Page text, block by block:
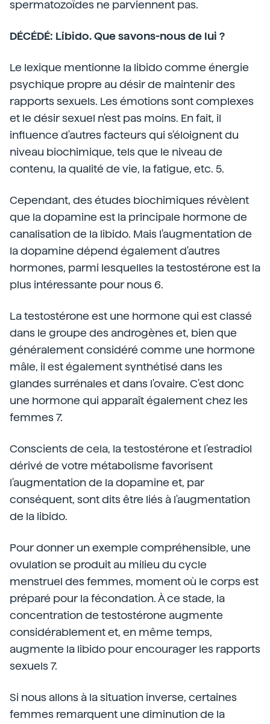
spermatozoïdes ne parviennent pas.
DÉCÉDÉ: Libido. Que savons-nous de lui ?
Le lexique mentionne la libido comme énergie
psychique propre au désir de maintenir des
rapports sexuels. Les émotions sont complexes
et le désir sexuel n'est pas moins. En fait, il
influence d'autres facteurs qui s'éloignent du
niveau biochimique, tels que le niveau de
contenu, la qualité de vie, la fatigue, etc. 5.
Cependant, des études biochimiques révèlent
que la dopamine est la principale hormone de
canalisation de la libido. Mais l'augmentation de
la dopamine dépend également d'autres
hormones, parmi lesquelles la testostérone est la
plus intéressante pour nous 6.
La testostérone est une hormone qui est classé
dans le groupe des androgènes et, bien que
généralement considéré comme une hormone
mâle, il est également synthétisé dans les
glandes surrénales et dans l'ovaire. C'est donc
une hormone qui apparaît également chez les
femmes 7.
Conscients de cela, la testostérone et l'estradiol
dérivé de votre métabolisme favorisent
l'augmentation de la dopamine et, par
conséquent, sont dits être liés à l'augmentation
de la libido.
Pour donner un exemple compréhensible, une
ovulation se produit au milieu du cycle
menstruel des femmes, moment où le corps est
préparé pour la fécondation. À ce stade, la
concentration de testostérone augmente
considérablement et, en même temps,
augmente la libido pour encourager les rapports
sexuels 7.
Si nous allons à la situation inverse, certaines
femmes remarquent une diminution de la